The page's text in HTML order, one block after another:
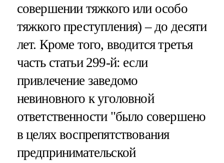
совершении тяжкого или особо
тяжкого преступления) – до десяти
лет. Кроме того, вводится третья
часть статьи 299-й: если
привлечение заведомо
невиновного к уголовной
ответственности "было совершено
в целях воспрепятствования
предпринимательской